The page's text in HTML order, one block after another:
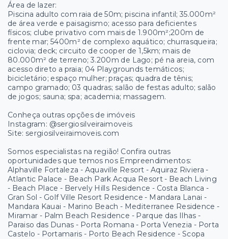
Área de lazer:
Piscina adulto com raia de 50m; piscina infantil; 35.000m²
de área verde e paisagismo; acesso para deficientes
físicos; clube privativo com mais de 1.900m²;200m de
frente mar; 5400m² de complexo aquático; churrasqueira;
ciclovia; deck; circuito de cooper de 1,5km; mais de
80.000m² de terreno; 3.200m de Lago; pé na areia, com
acesso direto a praia; 04 Playgrounds temáticos;
bicicletário; espaço mulher; praças; quadra de tênis;
campo gramado; 03 quadras; salão de festas adulto; salão
de jogos; sauna; spa; academia; massagem.
Conheça outras opções de imóveis
Instagram: @sergiosilveiraimoveis
Site: sergiosilveiraimoveis.com
Somos especialistas na região! Confira outras
oportunidades que temos nos Empreendimentos:
Alphaville Fortaleza - Aquaville Resort - Aquiraz Riviera -
Atlantic Palace - Beach Park Acqua Resort - Beach Living
- Beach Place - Bervely Hills Residence - Costa Blanca -
Gran Sol - Golf Ville Resort Residence - Mandara Lanai -
Mandara Kauai - Marino Beach - Mediterranee Residence -
Miramar - Palm Beach Residence - Parque das Ilhas -
Paraiso das Dunas - Porta Romana - Porta Venezia - Porta
Castelo - Portamaris - Porto Beach Residence - Scopa